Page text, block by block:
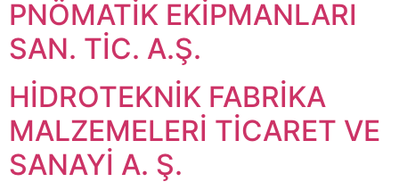
PNÖMATİK EKİPMANLARI
SAN. TİC. A.Ş.
HİDROTEKNİK FABRİKA
MALZEMELERİ TİCARET VE
SANAYİ A. Ş.